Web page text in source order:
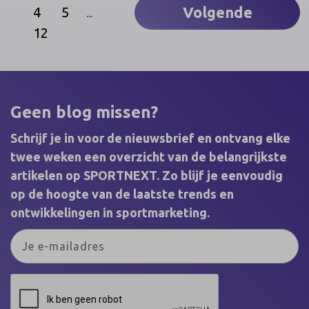
coachingsoplossing te gebruiken tijdens hun
opleiding. Zo krijgen de cursisten de benodigde
4
5 ...
12
Volgende
Geen blog missen?
Schrijf je in voor de nieuwsbrief en ontvang elke
twee weken een overzicht van de belangrijkste
artikelen op SPORTNEXT. Zo blijf je eenvoudig
op de hoogte van de laatste trends en
ontwikkelingen in sportmarketing.